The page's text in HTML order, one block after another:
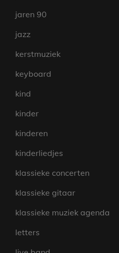
jaren 90
jazz
kerstmuziek
keyboard
kind
kinder
kinderen
kinderliedjes
klassieke concerten
klassieke gitaar
klassieke muziek agenda
letters